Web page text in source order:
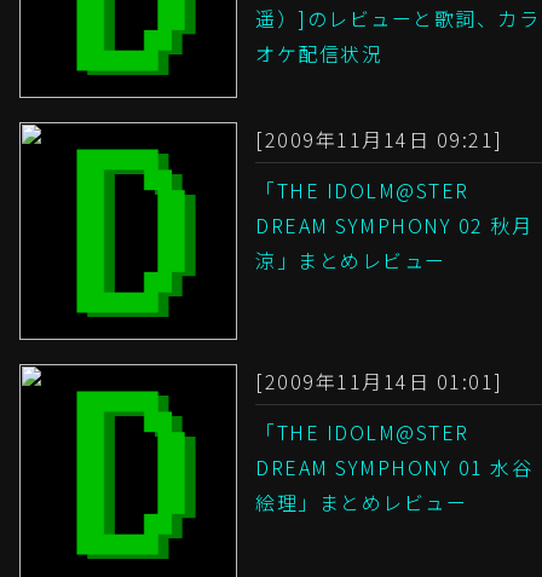
遥）]のレビューと歌詞、カラ
オケ配信状況
[2009年11月14日 09:21]
「THE IDOLM@STER
DREAM SYMPHONY 02 秋月
涼」まとめレビュー
[2009年11月14日 01:01]
「THE IDOLM@STER
DREAM SYMPHONY 01 水谷
絵理」まとめレビュー